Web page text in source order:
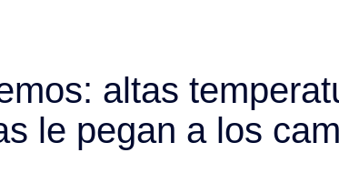
altas
le pegan a los